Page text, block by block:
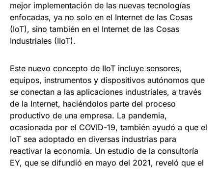
mejor implementación de las nuevas tecnologías
enfocadas, ya no solo en el Internet de las Cosas
(IoT), sino también en el Internet de las Cosas
Industriales (IIoT).
Este nuevo concepto de IIoT incluye sensores,
equipos, instrumentos y dispositivos autónomos que
se conectan a las aplicaciones industriales, a través
de la Internet, haciéndolos parte del proceso
productivo de una empresa. La pandemia,
ocasionada por el COVID-19, también ayudó a que el
IoT sea adoptado en diversas industrias para
reactivar la economía. Un estudio de la consultoría
EY, que se difundió en mayo del 2021, reveló que el